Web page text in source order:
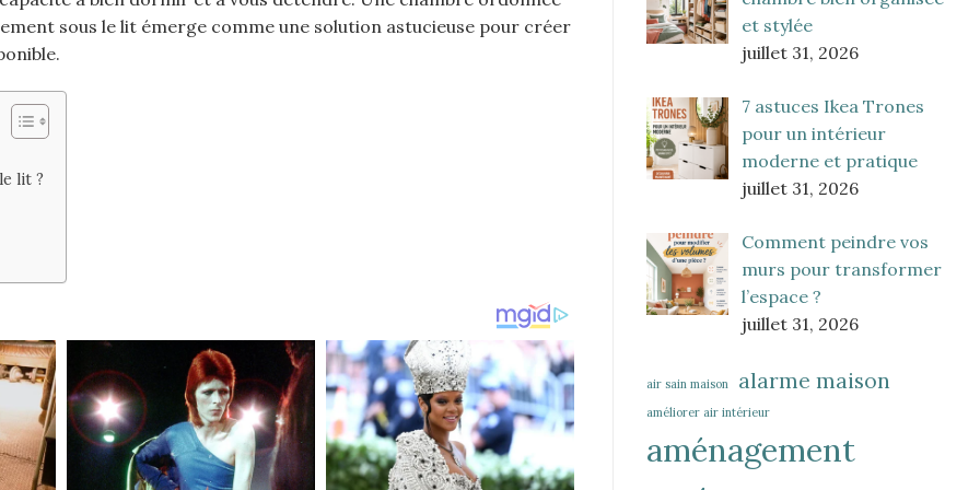
sous le lit émerge comme une solution astucieuse pour créer
lit ?
et stylée
juillet 31, 2026
7 astuces Ikea Trones
pour un intérieur
moderne et pratique
juillet 31, 2026
Comment peindre vos
murs pour transformer
l’espace ?
juillet 31, 2026
air sain maison alarme maison
améliorer air intérieur
aménagement